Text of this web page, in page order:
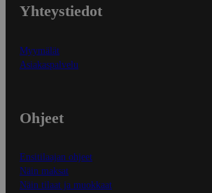
Yhteystiedot
Myymälät
Asiakaspalvelu
Ohjeet
Ensitilaajan ohjeet
Näin maksat
Näin tilaat ja muokkaat